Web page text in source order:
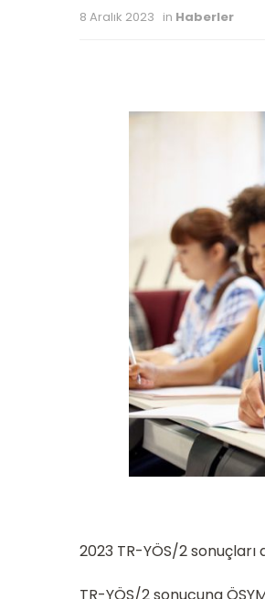
8 Aralık 2023 in Haberler
2023 TR-YÖS/2 sonuçları